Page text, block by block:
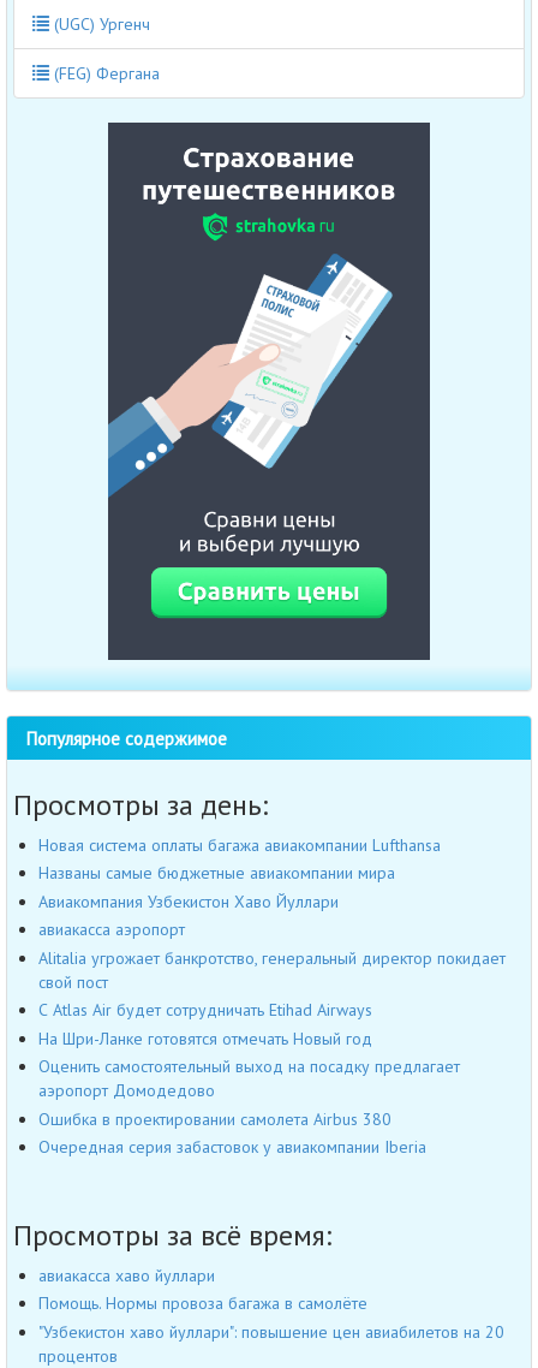
(UGC) Ургенч
(FEG) Фергана
Популярное содержимое
Просмотры за день:
Новая система оплаты багажа авиакомпании Lufthansa
Названы самые бюджетные авиакомпании мира
Авиакомпания Узбекистон Хаво Йуллари
авиакасса аэропорт
Alitalia угрожает банкротство, генеральный директор покидает
свой пост
С Atlas Air будет сотрудничать Etihad Airways
На Шри-Ланке готовятся отмечать Новый год
Оценить самостоятельный выход на посадку предлагает
аэропорт Домодедово
Ошибка в проектировании самолета Airbus 380
Очередная серия забастовок у авиакомпании Iberia
Просмотры за всё время:
авиакасса хаво йуллари
Помощь. Нормы провоза багажа в самолёте
"Узбекистон хаво йуллари": повышение цен авиабилетов на 20
процентов